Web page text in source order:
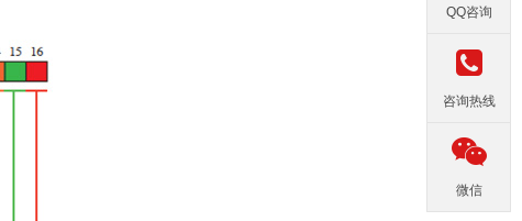
QQ咨询
咨询热线
微信